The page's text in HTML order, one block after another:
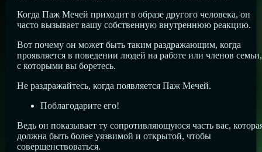
Когда Паж Мечей приходит в образе другого человека, он
часто вызывает вашу собственную внутреннюю реакцию.
Вот почему он может быть таким раздражающим, когда
проявляется в поведении людей на работе или членов семьи,
с которыми вы боретесь.
Не раздражайтесь, когда появляется Паж Мечей.
Поблагодарите его!
Ведь он показывает ту сопротивляющуюся часть вас,
должна быть более уязвимой и открытой, чтобы
совершенствоваться.